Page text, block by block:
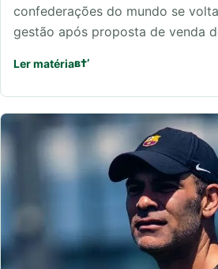
confederações do mundo se
gestão após proposta de venda
Ler matéria